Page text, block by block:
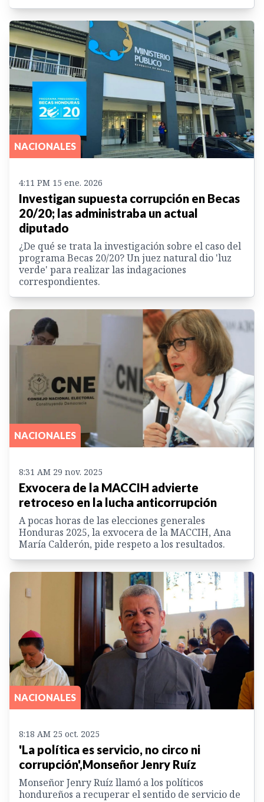
NACIONALES
4:11 PM 15 ene. 2026
Investigan supuesta corrupción en Becas
20/20; las administraba un actual
diputado
¿De qué se trata la investigación sobre el caso del
programa Becas 20/20? Un juez natural dio 'luz
verde' para realizar las indagaciones
correspondientes.
NACIONALES
8:31 AM 29 nov. 2025
Exvocera de la MACCIH advierte
retroceso en la lucha anticorrupción
A pocas horas de las elecciones generales
Honduras 2025, la exvocera de la MACCIH, Ana
María Calderón, pide respeto a los resultados.
NACIONALES
8:18 AM 25 oct. 2025
'La política es servicio, no circo ni
corrupción',Monseñor Jenry Ruíz
Monseñor Jenry Ruíz llamó a los políticos
hondureños a recuperar el sentido de servicio de